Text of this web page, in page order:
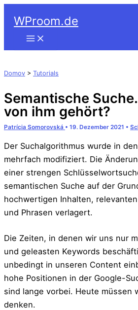
Inhalt
springen
WProom.de
Domov > Tutorials
Semantische
von ihm gehört?
Patrícia Somorovská • 19. Dezember 2021 •
Der Suchalgorithmus wurde in
mehrfach modifiziert. Die
einer strengen
semantischen Suche auf der
hochwertigen Inhalten,
und Phrasen verlagert.
Die Zeiten, in denen wir uns nur
und geleasten Keywords
unbedingt in unseren Content
hohe Positionen in der Google-
sind lange vorbei. Heute müssen
denken.